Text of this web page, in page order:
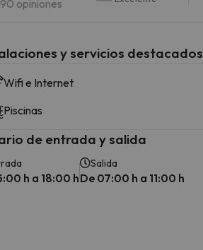
opiniones
y servicios destacados
Wifi e Internet
Piscinas
de entrada y salida
h a 18:00 h
Salida
De 07:00 h a 11:00 h